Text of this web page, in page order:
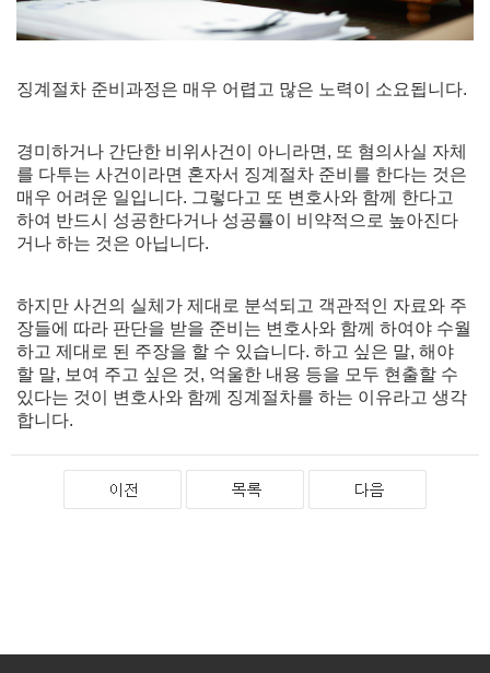
징계절차 준비과정은 매우 어렵고 많은 노력이 소요됩니다.
경미하거나 간단한 비위사건이 아니라면, 또 혐의사실 자체
를 다투는 사건이라면 혼자서 징계절차 준비를 한다는 것은
매우 어려운 일입니다. 그렇다고 또 변호사와 함께 한다고
하여 반드시 성공한다거나 성공률이 비약적으로 높아진다
거나 하는 것은 아닙니다.
하지만 사건의 실체가 제대로 분석되고 객관적인 자료와 주
장들에 따라 판단을 받을 준비는 변호사와 함께 하여야 수월
하고 제대로 된 주장을 할 수 있습니다. 하고 싶은 말, 해야
할 말, 보여 주고 싶은 것, 억울한 내용 등을 모두 현출할 수
있다는 것이 변호사와 함께 징계절차를 하는 이유라고 생각
합니다.